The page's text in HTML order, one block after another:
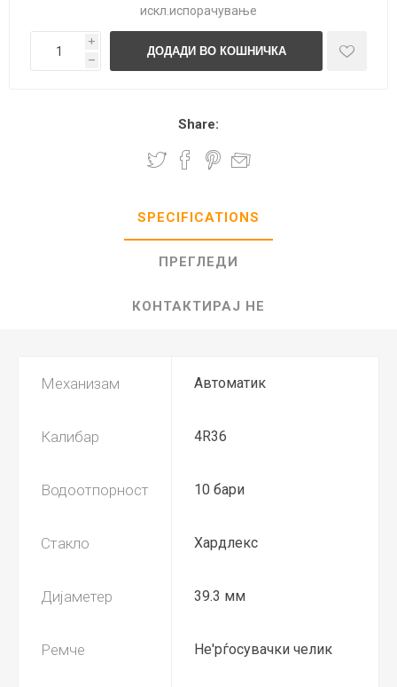
искл. испорачување
i
h
Share:
SPECIFICATIONS
ПРЕГЛЕДИ
КОНТАКТИРАЈ НЕ
Механизам Автоматик
Калибар 4R36
Водоотпорност 10 бари
Стакло Хардлекс
Дијаметер 39.3 мм
Ремче Не'рѓосувачки челик